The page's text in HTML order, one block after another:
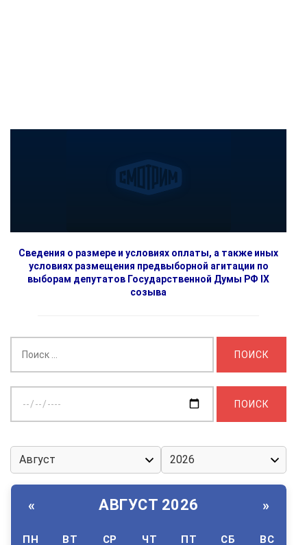
Сведения о размере и условиях оплаты, а также иных
условиях размещения предвыборной агитации по
выборам депутатов Государственной Думы РФ IX
созыва
дату:
« АВГУСТ 2026 »
ПН ВТ СР ЧТ ПТ СБ ВС